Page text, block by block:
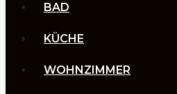
BAD
KÜCHE
WOHNZIMMER